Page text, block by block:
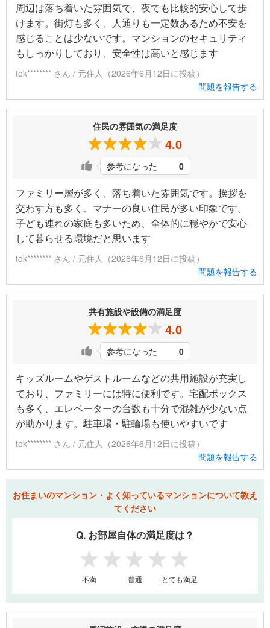
周辺は落ち着いた雰囲気で、夜でも比較的安心して歩
けます。街灯も多く、人通りも一定数あるため不安を
感じることは少ないです。マンションのセキュリティ
もしっかりしており、安全性は高いと感じます
tok******** さん / 元住人（2026年6月12日に投稿）
問題を報告する
住民の雰囲気の満足度
4.0
参考になった 0
ファミリー層が多く、落ち着いた雰囲気です。挨拶を
交わす方も多く、マナーの良い住民が多い印象です。
子ども連れの家庭も多いため、全体的に穏やかで安心
して暮らせる環境だと思います
tok******** さん / 元住人（2026年6月12日に投稿）
問題を報告する
共有施設や設備の満足度
4.0
参考になった 0
キッズルームやゲストルームなどの共用施設が充実し
ており、ファミリーには特に便利です。宅配ボックス
も多く、エレベーターの台数も十分で混雑が少ない点
が助かります。駐車場・駐輪場も使いやすいです
tok******** さん / 元住人（2026年6月12日に投稿）
問題を報告する
お住まいのマンション・よく知っているマンションについて教え
てください
Q. お部屋自体の満足度は？
1 2 3 4 5
不満 普通 とても満足